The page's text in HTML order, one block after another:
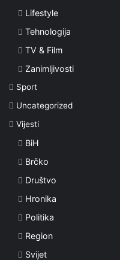
Lifestyle
Tehnologija
TV & Film
Zanimljivosti
Sport
Uncategorized
Vijesti
BiH
Brčko
Društvo
Hronika
Politika
Region
Svijet